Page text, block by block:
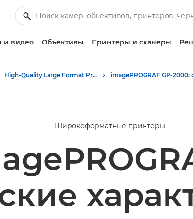
и видео Объективы Принтеры и сканеры
High-Quality Large Format Printers for CAD/GIS and Stunning Graphics
Широкоформатные принтеры